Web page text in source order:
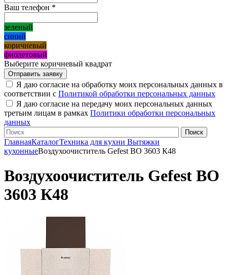
Ваш телефон *
зеленый
синий
коричневый
фиолетовый
Выберите коричневый квадрат
Я даю согласие на обработку моих персональных данных в
соответствии с Политикой обработки персональных данных
Я даю согласие на передачу моих персональных данных
третьим лицам в рамках Политики обработки персональных
данных
ГлавнаяКаталогТехника для кухни Вытяжки
кухонныеВоздухоочиститель Gefest ВО 3603 К48
Воздухоочиститель Gefest ВО
3603 К48